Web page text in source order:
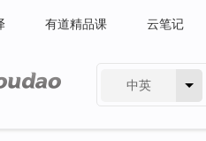
有道精品课 云笔记
中英